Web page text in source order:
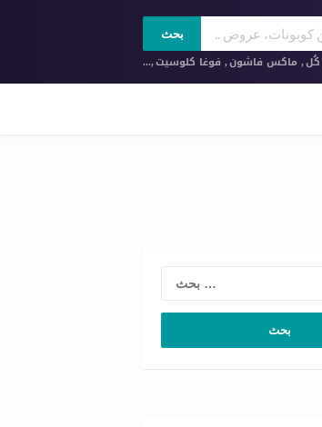
بحث
كُل,ماكس فاشون, فوغا كلوسيت,...